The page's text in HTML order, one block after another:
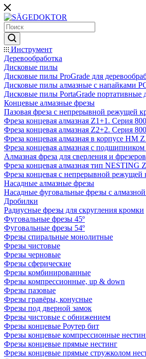
Инструмент
Деревообработка
Дисковые пилы
Дисковые пилы ProGrade для
Дисковые пилы алмазные с напайками
Дисковые пилы PortaGrade портативные
Концевые алмазные фрезы
Пазовая фреза с непрерывной режущей
Фреза концевая алмазная Z1+1. Серия
Фреза концевая алмазная Z2+2. Серия
Фреза концевая алмазная в корпусе НМ
Фреза концевая алмазная с
Алмазная фреза для сверления и
Фреза концевая алмазная тип NESTING
Фреза концевая с непрерывной
Насадные алмазные фрезы
Насадные фуговальные фрезы с
Дробилки
Радиусные фрезы для скругления кромки
Фуговальные фрезы 45º
Фуговальные фрезы 54º
Фрезы спиральные монолитные
Фрезы чистовые
Фрезы черновые
Фрезы сферические
Фрезы комбинированные
Фрезы компрессионные, up & down
Фрезы пазовые
Фрезы гравёры, конусные
Фрезы под дверной замок
Фрезы чистовые с обнижением
Фрезы концевые Роутер бит
Фрезы концевые компрессионные
Фрезы концевые прямые нестинг
Фрезы концевые прямые стружколом